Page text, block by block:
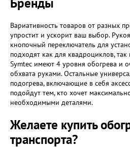
Вариативность товаров от разных
упростит и ускорит ваш выбор.
кнопочный переключатель для
подходят как для квадроциклов,
Symtec имеют 4 уровня обогрева и
обхвата руками. Остальные
подогрева, включающие в себя
подойдут тем, кто хочет
необходимыми деталями.
Желаете купить
транспорта?